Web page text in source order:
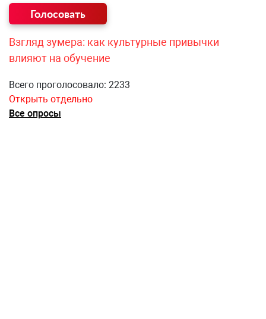
Взгляд зумера: как культурные привычки
влияют на обучение
Всего проголосовало: 2233
Открыть отдельно
Все опросы